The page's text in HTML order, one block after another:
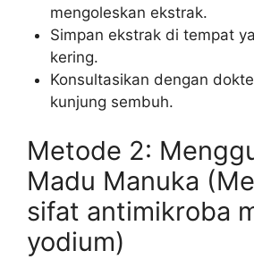
mengoleskan ekstrak.
Simpan ekstrak di tempat
kering.
Konsultasikan dengan
kunjung sembuh.
Metode 2:
Madu Manuka
sifat antimikroba
yodium)